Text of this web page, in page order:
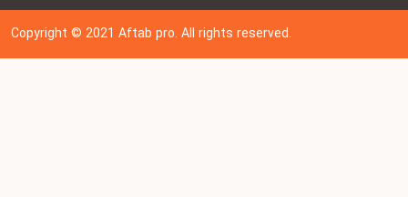
Copyright © 202 1Aftab pro. All rights reserved.